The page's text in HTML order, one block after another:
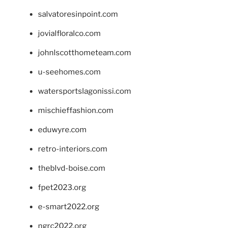
salvatoresinpoint.com
jovialfloralco.com
johnlscotthometeam.com
u-seehomes.com
watersportslagonissi.com
mischieffashion.com
eduwyre.com
retro-interiors.com
theblvd-boise.com
fpet2023.org
e-smart2022.org
ngrc2022.org